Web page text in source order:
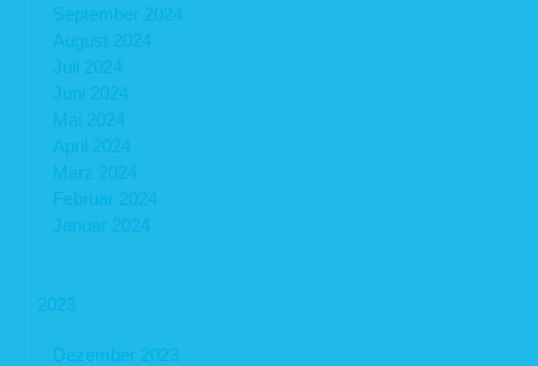
September 2024
August 2024
Juli 2024
Juni 2024
Mai 2024
April 2024
März 2024
Februar 2024
Januar 2024
2023
Dezember 2023